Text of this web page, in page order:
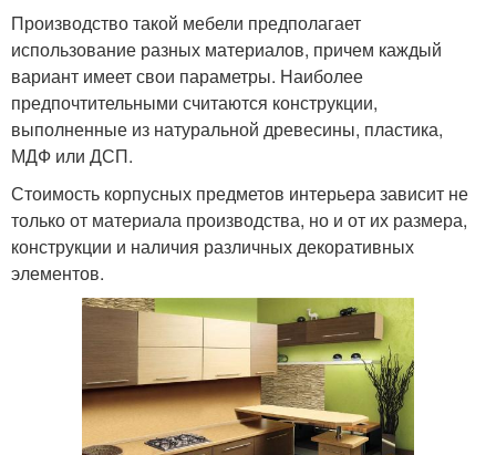
Производство такой мебели предполагает
использование разных материалов, причем каждый
вариант имеет свои параметры. Наиболее
предпочтительными считаются конструкции,
выполненные из натуральной древесины, пластика,
МДФ или ДСП.
Стоимость корпусных предметов интерьера зависит не
только от материала производства, но и от их размера,
конструкции и наличия различных декоративных
элементов.